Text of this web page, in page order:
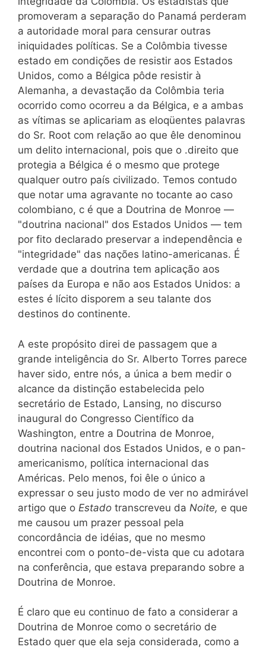
promoveram a separação do Panamá perderam
a autoridade moral para censurar outras
iniquidades políticas. Se a Colômbia tivesse
estado em condições de resistir aos Estados
Unidos, como a Bélgica pôde resistir à
Alemanha, a devastação da Colômbia teria
ocorrido como ocorreu a da Bélgica, e a ambas
as vítimas se aplicariam as eloqüentes palavras
do Sr. Root com relação ao que êle denominou
um delito internacional, pois que o .direito que
protegia a Bélgica é o mesmo que protege
qualquer outro país civilizado. Temos contudo
que notar uma agravante no tocante ao caso
colombiano, c é que a Doutrina de Monroe —
"doutrina nacional" dos Estados Unidos — tem
por fito declarado preservar a independência e
"integridade" das nações latino-americanas. É
verdade que a doutrina tem aplicação aos
países da Europa e não aos Estados Unidos: a
estes é lícito disporem a seu talante dos
destinos do continente.
A este propósito direi de passagem que a
grande inteligência do Sr. Alberto Torres parece
haver sido, entre nós, a única a bem medir o
alcance da distinção estabelecida pelo
secretário de Estado, Lansing, no discurso
inaugural do Congresso Científico da
Washington, entre a Doutrina de Monroe,
doutrina nacional dos Estados Unidos, e o pan-
americanismo, política internacional das
Américas. Pelo menos, foi êle o único a
expressar o seu justo modo de ver no admirável
artigo que o Estado transcreveu da Noite, e que
me causou um prazer pessoal pela
concordância de idéias, que no mesmo
encontrei com o ponto-de-vista que cu adotara
na conferência, que estava preparando sobre a
Doutrina de Monroe.
É claro que eu continuo de fato a considerar a
Doutrina de Monroe como o secretário de
Estado quer que ela seja considerada, como a